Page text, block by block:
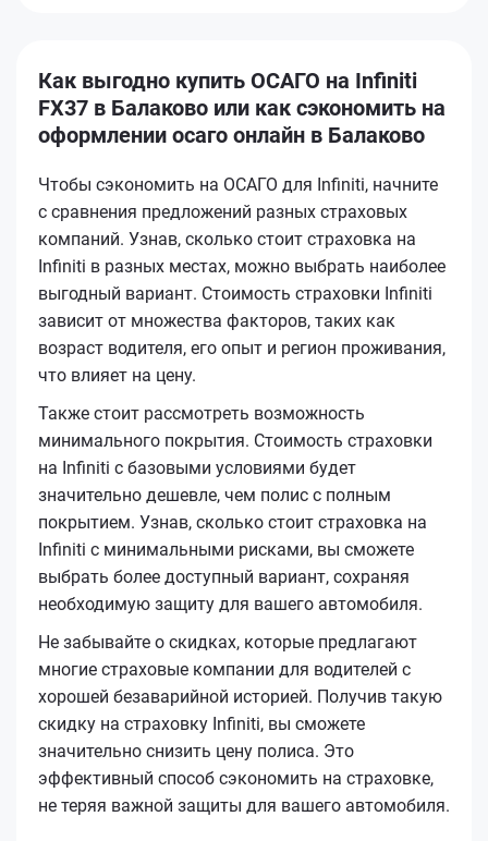
Как выгодно купить ОСАГО на Infiniti
FX37 в Балаково или как сэкономить на
оформлении осаго онлайн в Балаково
Чтобы сэкономить на ОСАГО для Infiniti, начните
с сравнения предложений разных страховых
компаний. Узнав, сколько стоит страховка на
Infiniti в разных местах, можно выбрать наиболее
выгодный вариант. Стоимость страховки Infiniti
зависит от множества факторов, таких как
возраст водителя, его опыт и регион проживания,
что влияет на цену.
Также стоит рассмотреть возможность
минимального покрытия. Стоимость страховки
на Infiniti с базовыми условиями будет
значительно дешевле, чем полис с полным
покрытием. Узнав, сколько стоит страховка на
Infiniti с минимальными рисками, вы сможете
выбрать более доступный вариант, сохраняя
необходимую защиту для вашего автомобиля.
Не забывайте о скидках, которые предлагают
многие страховые компании для водителей с
хорошей безаварийной историей. Получив такую
скидку на страховку Infiniti, вы сможете
значительно снизить цену полиса. Это
эффективный способ сэкономить на страховке,
не теряя важной защиты для вашего автомобиля.